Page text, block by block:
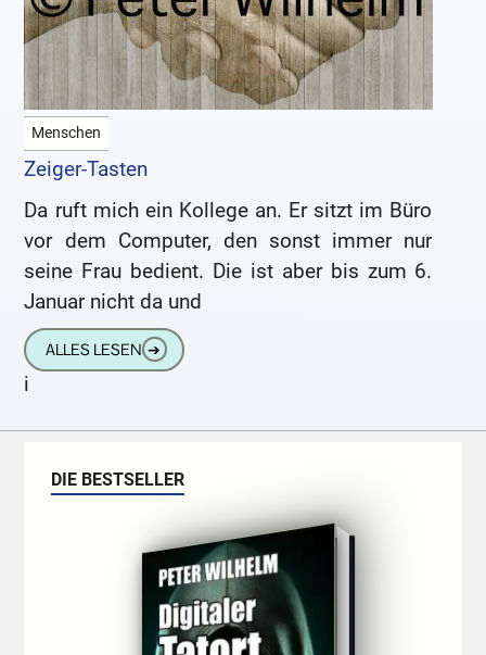
Menschen
Zeiger-Tasten
Da ruft mich ein Kollege an. Er sitzt im Büro
vor dem Computer, den sonst immer nur
seine Frau bedient. Die ist aber bis zum 6.
Januar nicht da und
ALLES LESEN ➔
i
DIE BESTSELLER